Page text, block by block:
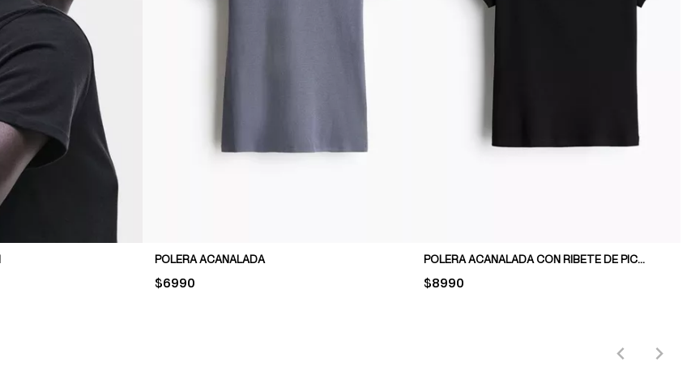
POLERA ACANALADA
PRICE:
$6990
POLERA ACANALADA CON RIBETE DE PICOT
PRICE:
$8990